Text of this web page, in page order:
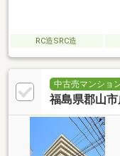
RC造SRC造
中古売マンショ
福島県郡山